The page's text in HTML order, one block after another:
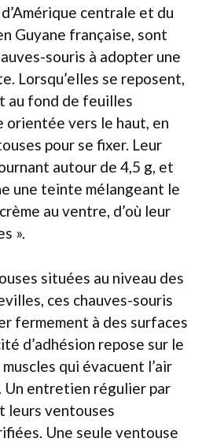
centrale et du
Guyane française, sont
souris à adopter une
Lorsqu’elles se reposent,
au fond de feuilles
orientée vers le haut, en
pour se fixer. Leur
autour de 4,5 g, et
une teinte mélangeant le
au ventre, d’où leur
».
situées au niveau des
ces chauves-souris
fermement à des surfaces
d’adhésion repose sur le
qui évacuent l’air
Un entretien régulier par
leurs ventouses
Une seule ventouse